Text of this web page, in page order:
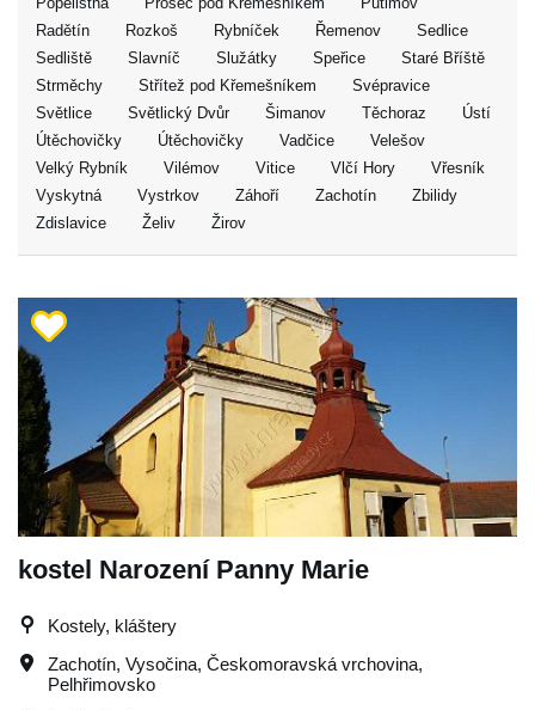
Radětín
Rozkoš Rybníček Řemenov
Sedlice
Sedliště
Slavníč Služátky Speřice
Staré Bříště
Strměchy
Střítež pod Křemešníkem
Svépravice
Světlice
Světlický Dvůr Šimanov Těchoraz
Ústí
Útěchovičky
Útěchovičky Vadčice
Velešov
Velký Rybník
Vilémov Vitice Vlčí Hory
Vřesník
Vyskytná
Vystrkov Záhoří Zachotín
Zbilidy
Zdislavice
Želiv Žirov
kostel Narození Panny Marie
Kostely, kláštery
Zachotín, Vysočina, Českomoravská vrchovina,
Pelhřimovsko